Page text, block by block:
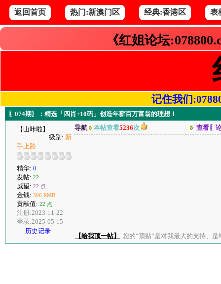
返回首页 热门:新澳门区 经典:香港区 表
《红姐论坛
记住我们
〖074期〗：精选「四肖+10码」创造年薪百万富翁的理想！
【山咔啦】
级别: 新
手上路
精华: 0
发帖: 22
威望: 22 点
金钱: 396 RMB
贡献值: 22 点
注册:2023-11-22
登录:2025-05-15
历史记录
导航 本帖查看5236次 查看〖
【给我顶一帖】 您的“顶贴”是对我最大的支持、